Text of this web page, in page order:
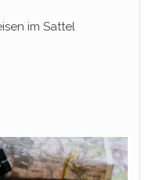
im Sattel